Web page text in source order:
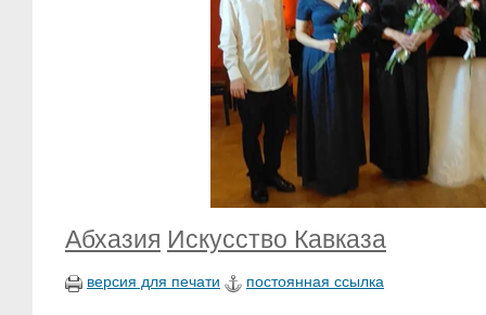
Абхазия Искусство Кавказа
версия для печати постоянная ссылка